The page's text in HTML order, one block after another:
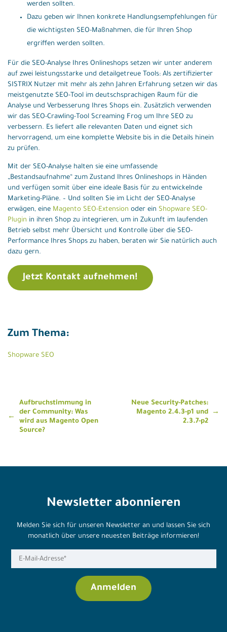
werden sollten.
Dazu geben wir Ihnen konkrete Handlungsempfehlungen für
die wichtigsten SEO-Maßnahmen, die für Ihren Shop
ergriffen werden sollten.
Für die SEO-Analyse Ihres Onlineshops setzen wir unter anderem
auf zwei leistungsstarke und detailgetreue Tools: Als zertifizierter
SISTRIX Nutzer mit mehr als zehn Jahren Erfahrung setzen wir das
meistgenutzte SEO-Tool im deutschsprachigen Raum für die
Analyse und Verbesserung Ihres Shops ein. Zusätzlich verwenden
wir das SEO-Crawling-Tool Screaming Frog um Ihre SEO zu
verbessern. Es liefert alle relevanten Daten und eignet sich
hervorragend, um eine komplette Website bis in die Details hinein
zu prüfen.
Mit der SEO-Analyse halten sie eine umfassende
„Bestandsaufnahme“ zum Zustand Ihres Onlineshops in Händen
und verfügen somit über eine ideale Basis für zu entwickelnde
Marketing-Pläne. – Und sollten Sie im Licht der SEO-Analyse
erwägen, eine Magento SEO-Extension oder ein Shopware SEO-
Plugin in ihren Shop zu integrieren, um in Zukunft im laufenden
Betrieb selbst mehr Übersicht und Kontrolle über die SEO-
Performance Ihres Shops zu haben, beraten wir Sie natürlich auch
dazu gern.
Jetzt Kontakt aufnehmen!
Zum Thema:
Shopware SEO
Beitragsnavigation
Aufbruchstimmung in
der Community: Was
wird aus Magento Open
Source?
Neue Security-Patches:
Magento 2.4.3-p1 und
2.3.7-p2
Newsletter abonnieren
Melden Sie sich für unseren Newsletter an und lassen Sie sich
monatlich über unsere neuesten Beiträge informieren!